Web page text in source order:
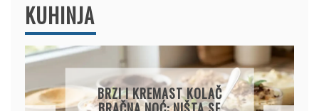
KUHINJA
KREMASTA TJESTENINA